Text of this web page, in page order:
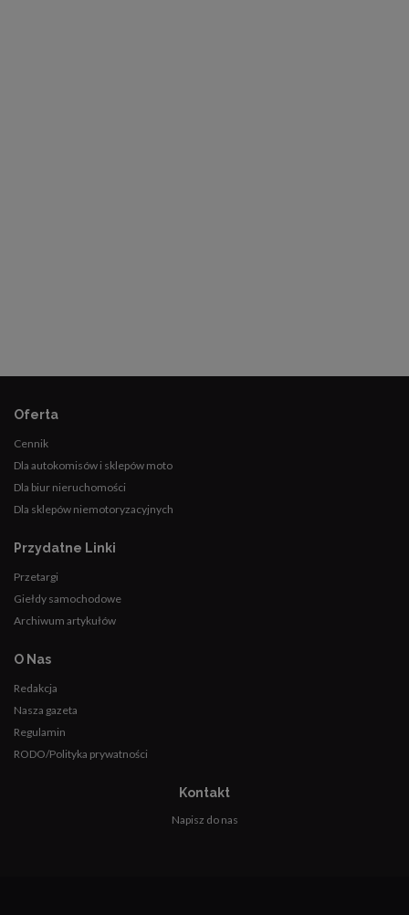
Oferta
Cennik
Dla autokomisów i sklepów moto
Dla biur nieruchomości
Dla sklepów niemotoryzacyjnych
Przydatne Linki
Przetargi
Giełdy samochodowe
Archiwum artykułów
O Nas
Redakcja
Nasza gazeta
Regulamin
RODO/Polityka prywatności
Kontakt
Napisz do nas